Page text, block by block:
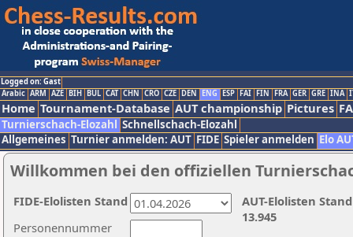
Logged on: Gast
Arabic ARM AZE BIH BUL CAT CHN CRO CZE DEN ENG ESP FAI FIN FRA GER GRE INA
Home Tournament-Database AUT championship Pictures
Turnierschach-Elozahl Schnellschach-Elozahl
Allgemeines Turnier anmelden: AUT FIDE Spieler anmelden Elo
Willkommen bei den offiziellen
Personennummer
AUT-Elolisten
13.945
FIDE-Elolisten Stand